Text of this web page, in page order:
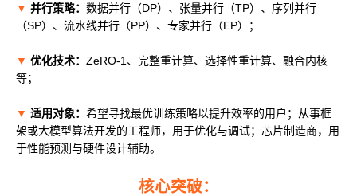
MTT S50
GPU 虚拟化 / vGPU
PES 控制中心
Smart Media Engine
▼ 并行策略： 数据并行（DP）、张量并行（TP）、序列并行
（SP）、流水线并行（PP）、专家并行（EP）；
▼ 优化技术： ZeRO-1、完整重计算、选择性重计算、融合内核
等；
▼ 适用对象： 希望寻找最优训练策略以提升效率的用户；从事框
架或大模型算法开发的工程师，用于优化与调试；芯片制造商，用
于性能预测与硬件设计辅助。
核心突破：